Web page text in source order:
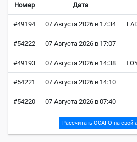
Номер Дата
#49194 07 Августа 2026 в 17:34
#54222 07 Августа 2026 в 17:07
#49193 07 Августа 2026 в 14:38
#54221 07 Августа 2026 в 14:10
#54220 07 Августа 2026 в 07:40
Рассчитать ОСАГО на свой